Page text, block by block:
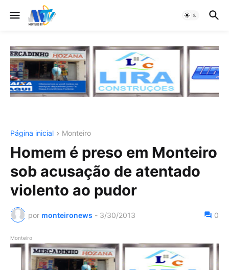
Página inicial Monteiro
Homem é preso em Monteiro
sob acusação de atentado
violento ao pudor
por monteironews - 3/30/2013 0
Monteiro